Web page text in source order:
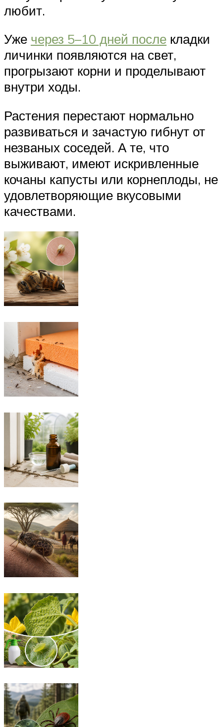
любит.
Уже через 5–10 дней после кладки
личинки появляются на свет,
прогрызают корни и проделывают
внутри ходы.
Растения перестают нормально
развиваться и зачастую гибнут от
незваных соседей. А те, что
выживают, имеют искривленные
кочаны капусты или корнеплоды, не
удовлетворяющие вкусовыми
качествами.